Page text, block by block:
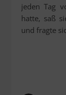
jeden Tag
hatte, saß
und fragte